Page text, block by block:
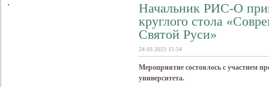
Начальник РИС-О
круглого стола
Святой Руси»
24.03.2023 15:54
Мероприятие состоялось с участием
университета.